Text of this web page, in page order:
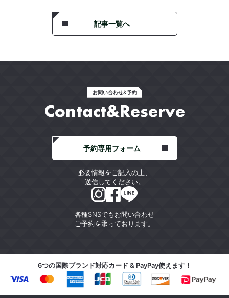
記事一覧へ
お問い合わせ&予約
Contact&Reserve
各種SNSでもお問い合わせ
ご予約を承っております。
予約専用フォーム
必要情報をご記入の上、
送信してください。
6つの国際ブランド対応カード & PayPay使えます！